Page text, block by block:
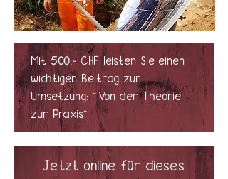
Mit 500,- CHF leisten Sie einen
wichtigen Beitrag zur
Umsetzung: "Von der Theorie
zur Praxis"
Jetzt online für dieses